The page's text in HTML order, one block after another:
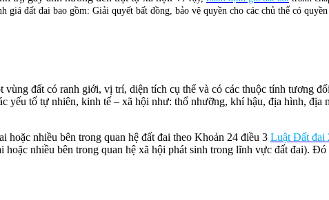
giá đất đai bao gồm: Giải quyết bất đồng, bảo vệ quyền cho các chủ thể có
đất có ranh giới, vị trí, diện tích cụ thể và có các thuộc tính tương
yếu tố tự nhiên, kinh tế – xã hội như: thổ nhưỡng, khí hậu, địa hình, địa
hoặc nhiều bên trong quan hệ đất đai theo Khoản 24 điều 3 Luật Đất đai
nhiều bên trong quan hệ xã hội phát sinh trong lĩnh vực đất đai).